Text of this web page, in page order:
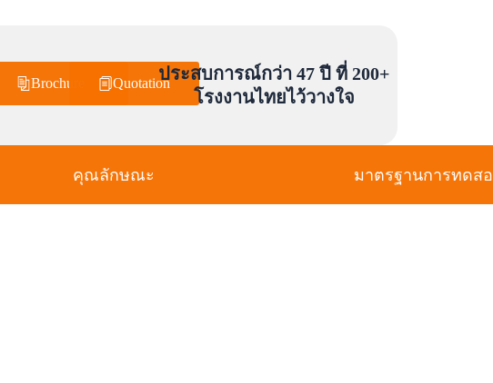
Brochure Quotationประสบการณ์กว่า 47 ปี ที่ 200+
โรงงานไทยไว้วางใจ
คุณลักษณะ มาตรฐานการทดส